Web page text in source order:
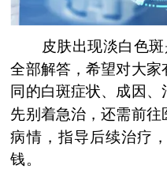
皮肤出现淡白色斑
全部解答，希望对大
同的白斑症状、成因
先别着急治，还需前
病情，指导后续治疗
钱。